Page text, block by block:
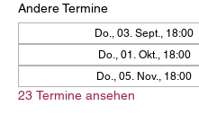
Andere Termine
Do., 03. Sept., 18:00
Do., 01. Okt., 18:00
Do., 05. Nov., 18:00
23 Termine ansehen